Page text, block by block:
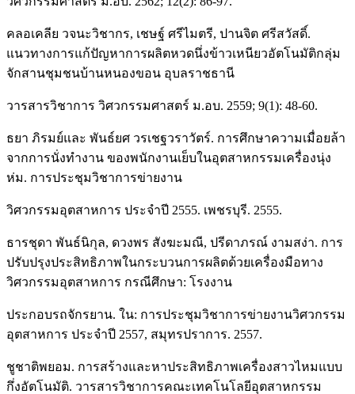
คลอเคลีย วจนะวิชากร, เชษฐ์ ศรีไมตรี, ปานจิต ศรีสวัสดิ์.
แนวทางการแก้ปัญหาการผลิตหวดนึ่งข้าวเหนียวอัตโนมัติกลุ่ม
จักสานชุมชนบ้านหนองขอน อุบลราชธานี
วารสารวิชาการ วิศวกรรมศาสตร์ ม.อบ. 2559; 9(1): 48-60.
ธยา ภิรมย์และ พันธ์ยศ วรเชฐวราวัตร์. การศึกษาความเมื่อยล้า
จากการนั่งทํางาน ของพนักงานเย็บในอุตสาหกรรมเครื่องนุ่ง
ห่ม. การประชุมวิชาการข่ายงาน
วิศวกรรมอุตสาหการ ประจําปี 2555. เพชรบุรี. 2555.
ธารชุดา พันธ์นิกุล, ดวงพร สังฆะมณี, ปรีดาภรณ์ งามสง่า. การ
ปรับปรุงประสิทธิภาพในกระบวนการผลิตด้วยเครื่องมือทาง
วิศวกรรมอุตสาหการ กรณีศึกษา: โรงงาน
ประกอบรถจักรยาน. ใน: การประชุมวิชาการข่ายงานวิศวกรรม
อุตสาหการ ประจําปี 2557, สมุทรปราการ. 2557.
ชูชาติพยอม. การสร้างและหาประสิทธิภาพเครื่องสาวไหมแบบ
กึ่งอัตโนมัติ. วารสารวิชาการคณะเทคโนโลยีอุตสาหกรรม